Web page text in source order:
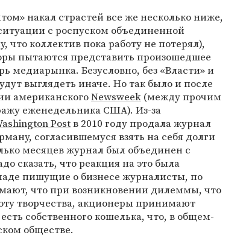
накал страстей все же несколько ниже,
с роспуском объединенной
что коллектив пока работу не потерял),
пытаются представить произошедшее
медиарынка. Безусловно, без «Власти» и
выглядеть иначе. Но так было и после
американскогоNewsweek (между прочим
еженедельника США). Из-за
Postв 2010 году продала журнал
согласившемуся взять на себя долги
месяцев журнал был объединен с
сказать, что реакция на это была
пишущие о бизнесе журналисты, по
что при возникновении дилеммы, что
творчества, акционеры принимают
собственного кошелька, что, в общем-
обществе.